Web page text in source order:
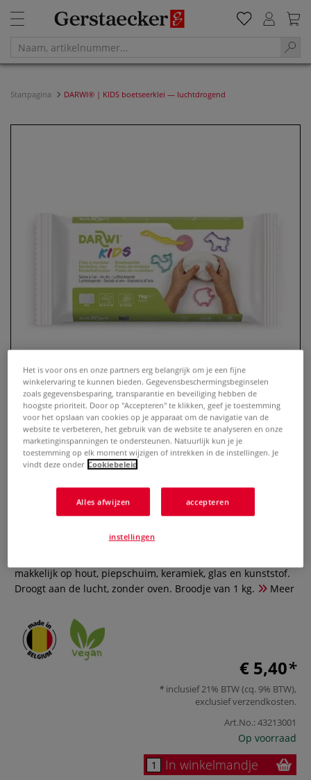
Startpagina DARWI® | KIDS boetseerklei — luchtdrogend
DARWI® | KIDS boetseerklei —
luchtdrogend
0 Beoordeling
Extra zachte modelleermassa speciaal voor kinderen — ook
makkelijk op hout, piepschuim, keramiek, glas en kunststof.
Droogt aan de lucht, zonder oven. Broodje van 1 kg.
Meer
€ 5,40
inclusief 21% BTW (cq. 9% BTW),
exclusiefverzendkosten.
Art.No.:43213001
Op voorraad
In winkelmandje
Het is voor ons en onze partners erg belangrijk om je een fijne
winkelervaring te kunnen bieden. Gegevensbeschermingsbeginselen
zoals gegevensbesparing, transparantie en beveiliging hebben de
hoogste prioriteit. Door op "Accepteren" te klikken, geef je toestemming
voor het opslaan van cookies op je apparaat om de navigatie van de
website te verbeteren, het gebruik van de website te analyseren en onze
marketinginspanningen te ondersteunen. Natuurlijk kun je je
toestemming op elk moment wijzigen of intrekken in de instellingen. Je
vindt deze onder Cookiebeleid
Alles afwijzen accepteren
instellingen